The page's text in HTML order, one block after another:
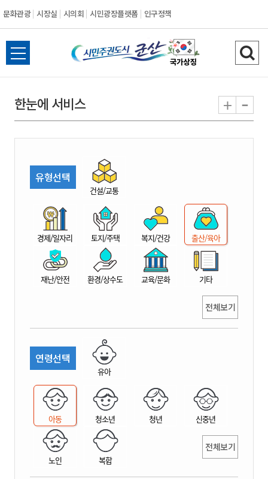
문화관광 시장실 시의회 시민광장플랫폼 인구정책
시
민
권
시
산
전
체
뉴
열
검
색
기
한눈에 서비스 + -
유형선택
건설/교통
경제/일자리 토지/주택 복지/건강 출산/육아
재난/안전 환경/상수도 교육/문화 기타
전체보기
연령선택
유아
아동 청소년 청년 신중년
노인 복합
전체보기